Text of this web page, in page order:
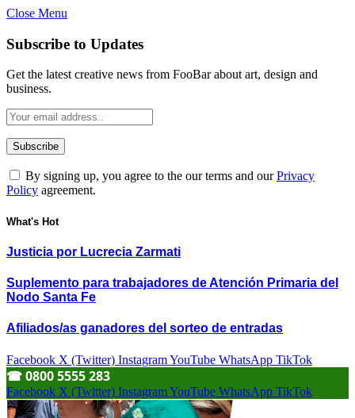
Close Menu
Subscribe to Updates
Get the latest creative news from FooBar about art, design and
business.
By signing up, you agree to the our terms and ourPrivacy
Policy agreement.
What's Hot
Justicia por Lucrecia Zarmati
Suplemento para trabajadores de Atención Primaria del
Nodo Santa Fe
Afiliados/as ganadores del sorteo de entradas
Facebook X (Twitter) InstagramYouTube WhatsApp TikTok
☎︎ 0800 5555 283
Facebook X (Twitter) InstagramYouTube WhatsApp TikTok